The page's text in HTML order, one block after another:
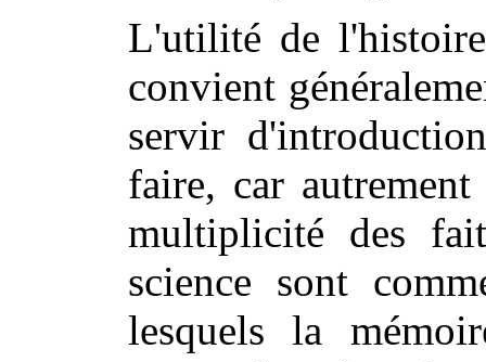
L'utilité de
convient
servir
faire, car
multiplicité des
science sont
lesquels la